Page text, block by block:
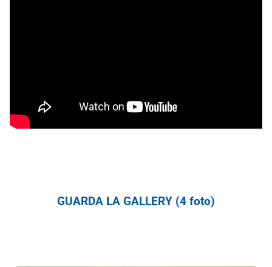
GUARDA LA GALLERY (4 foto)